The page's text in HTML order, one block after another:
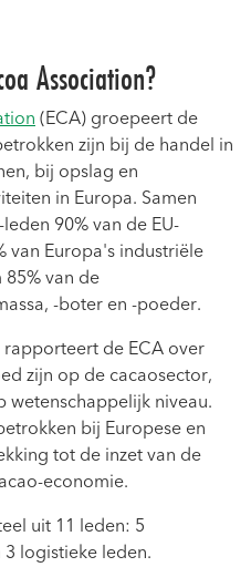
Association?
(ECA) groepeert de
zijn bij de handel in
bij opslag en
in Europa. Samen
90% van de EU-
van Europa's industriële
van de
-boter en -poeder.
de ECA over
zijn op de cacaosector,
wetenschappelijk niveau.
bij Europese en
tot de inzet van de
economie.
uit 11 leden: 5
logistieke leden.